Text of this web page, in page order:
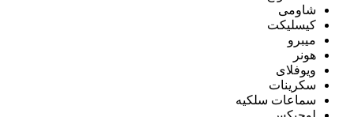
شاومى
كيسليكت
ميبرو
هونر
ويوفلاى
سكرينات
سماعات سلكيه